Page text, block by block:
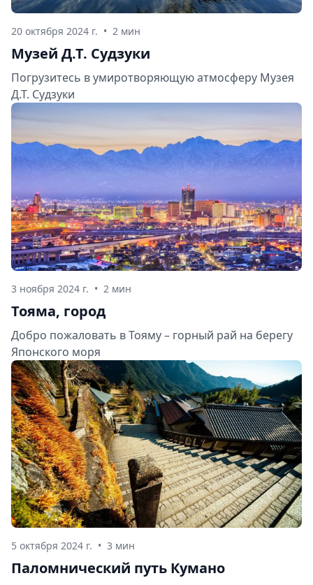
20 октября 2024 г. • 2 мин
Музей Д.Т. Судзуки
Погрузитесь в умиротворяющую атмосферу Музея
Д.Т. Судзуки
3 ноября 2024 г. • 2 мин
Тояма, город
Добро пожаловать в Тояму – горный рай на берегу
Японского моря
5 октября 2024 г. • 3 мин
Паломнический путь Кумано